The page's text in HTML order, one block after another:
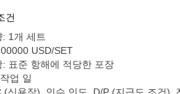
건
1개 세트
USD/SET
표준 항해에 적당한 포장
업 일